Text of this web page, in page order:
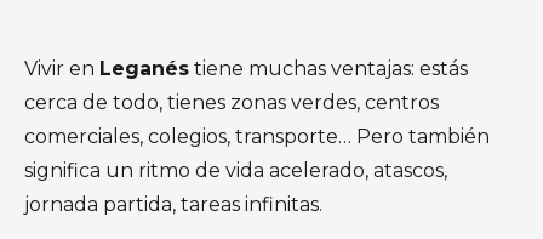
Vivir en Leganés tiene muchas ventajas: estás
cerca de todo, tienes zonas verdes, centros
comerciales, colegios, transporte… Pero también
significa un ritmo de vida acelerado, atascos,
jornada partida, tareas infinitas.